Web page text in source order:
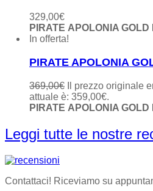
329,00€
PIRATE APOLONIA GOLD
In offerta!
PIRATE APOLONIA
369,00€ Il prezzo originale
attuale è: 359,00€.
PIRATE APOLONIA GOLD
Leggi tutte le nostre
Contattaci! Riceviamo su